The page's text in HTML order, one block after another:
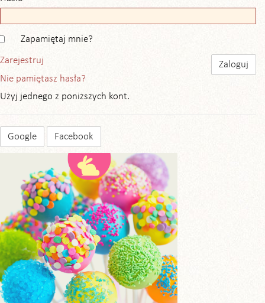
Zapamiętaj mnie?
Zarejestruj
Nie pamiętasz hasła?
Użyj jednego z poniższych kont.
Google Facebook